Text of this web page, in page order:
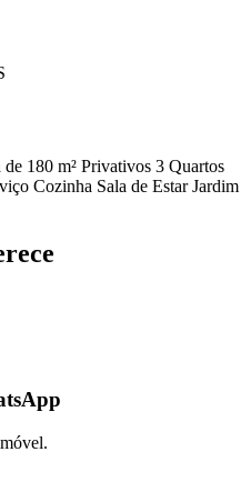
180 m² Privativos 3 Quartos
Cozinha Sala de Estar Jardim